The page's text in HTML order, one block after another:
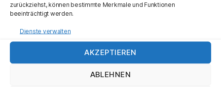
zurückziehst, können bestimmte Merkmale und Funktionen
beeinträchtigt werden.
Dienste verwalten
AKZEPTIEREN
ABLEHNEN
View on Facebook
Tee-hoch-nis at City Carré Magdeburg.
eingetroffen Unsere#shincha